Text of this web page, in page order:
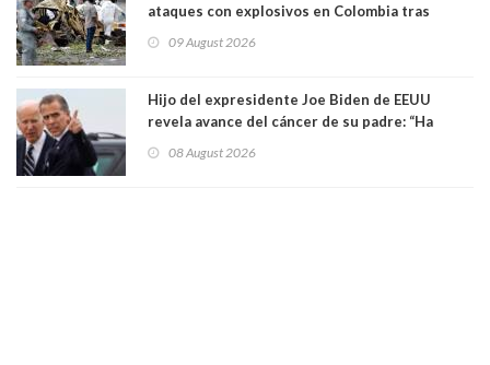
ataques con explosivos en Colombia tras
09 August 2026
Hijo del expresidente Joe Biden de EEUU
revela avance del cáncer de su padre: “Ha
08 August 2026